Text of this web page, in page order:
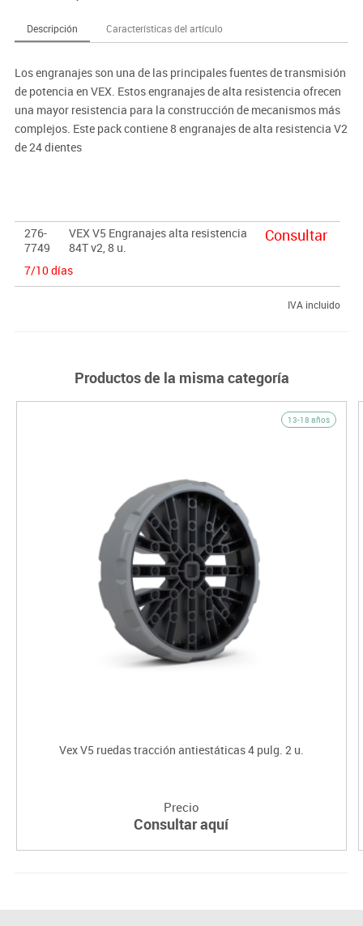
Descripción Características del artículo
Los engranajes son una de las principales fuentes de transmisión
de potencia en VEX. Estos engranajes de alta resistencia ofrecen
una mayor resistencia para la construcción de mecanismos más
complejos. Este pack contiene 8 engranajes de alta resistencia V2
de 24 dientes
276-
7749
VEX V5 Engranajes alta resistencia
84T v2, 8 u.
7/10 días
Consultar
IVA incluido
Productos de la misma categoría
13-18 años
Vex V5 ruedas tracción antiestáticas 4 pulg. 2 u.
Precio
Consultar aquí